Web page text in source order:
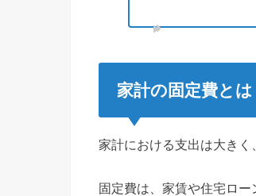
家計の固定費とは
家計における支出は大きく
固定費は、家賃や住宅ロー